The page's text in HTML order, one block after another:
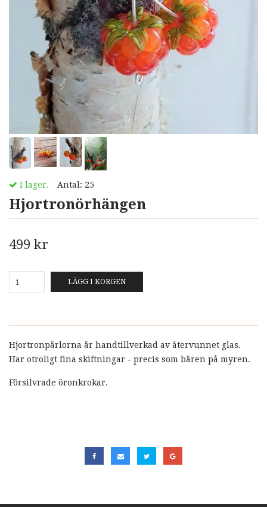
I lager. Antal: 25
Hjortronörhängen
499 kr
LÄGG I KORGEN
Hjortronpärlorna är handtillverkad av återvunnet glas.
Har otroligt fina skiftningar - precis som bären på myren.
Försilvrade öronkrokar.